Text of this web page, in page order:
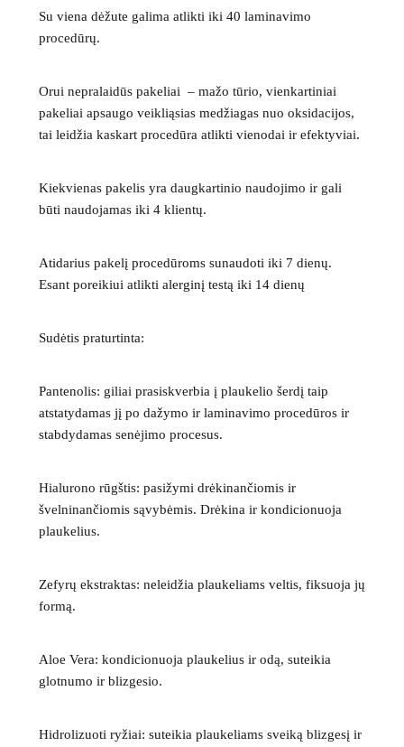
vnt
Su viena dėžute galima atlikti iki 40 laminavimo
procedūrų.
Orui nepralaidūs pakeliai – mažo tūrio, vienkartiniai
pakeliai apsaugo veikliąsias medžiagas nuo oksidacijos,
tai leidžia kaskart procedūra atlikti vienodai ir efektyviai.
Kiekvienas pakelis yra daugkartinio naudojimo ir gali
būti naudojamas iki 4 klientų.
Atidarius pakelį procedūroms sunaudoti iki 7 dienų.
Esant poreikiui atlikti alerginį testą iki 14 dienų
Sudėtis praturtinta:
Pantenolis: giliai prasiskverbia į plaukelio šerdį taip
atstatydamas jį po dažymo ir laminavimo procedūros ir
stabdydamas senėjimo procesus.
Hialurono rūgštis: pasižymi drėkinančiomis ir
švelninančiomis sąvybėmis. Drėkina ir kondicionuoja
plaukelius.
Zefyrų ekstraktas: neleidžia plaukeliams veltis, fiksuoja jų
formą.
Aloe Vera: kondicionuoja plaukelius ir odą, suteikia
glotnumo ir blizgesio.
Hidrolizuoti ryžiai: suteikia plaukeliams sveiką blizgesį ir